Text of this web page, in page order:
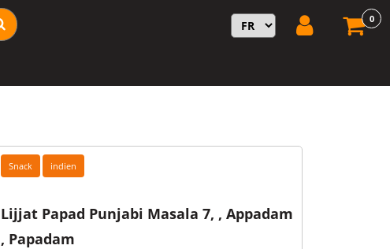
0
Snack indien
Lijjat Papad Punjabi Masala 7, , Appadam
, Papadam